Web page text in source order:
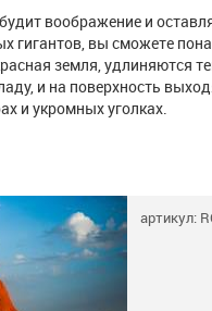
воображение и
гигантов, вы сможете
земля, удлиняются
и на поверхность
и укромных уголках.
артикул: